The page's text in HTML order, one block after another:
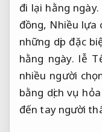
đi lại hằng ngày.
đồng, Nhiều lựa
những dịp đặc
hằng ngày. lễ
nhiều người
bằng dịch vụ
đến tay người